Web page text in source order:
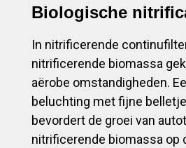
Biologische
In nitrificerende
nitrificerende biomassa
aërobe omstandigheden.
beluchting met fijne
bevordert de groei van
nitrificerende biomassa op